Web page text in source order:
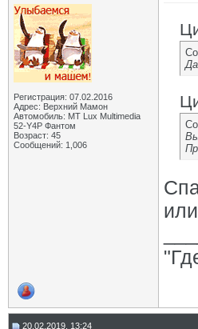
Регистрация: 07.02.2016
Адрес: Верхний Мамон
Автомобиль: MT Lux Multimedia
52-Y4P Фантом
Возраст: 45
Сообщений: 1,006
20.02.2019, 13:24